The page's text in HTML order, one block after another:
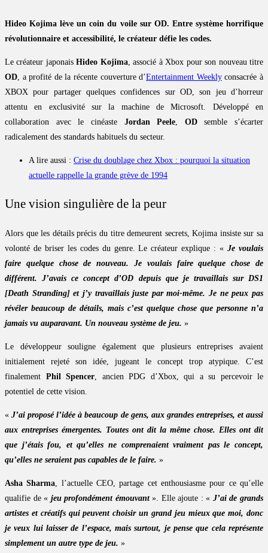
Hideo Kojima lève un coin du voile sur OD. Entre système horrifique
révolutionnaire et accessibilité, le créateur défie les codes.
Le créateur japonaisHideo Kojima, associé à Xbox pour son nouveau titre
OD, a profité de la récente couverture d’Entertainment Weeklyconsacrée à
XBOX pour partager quelques confidences sur OD, son jeu d’horreur
attentu en exclusivité sur la machine de Microsoft. Développé en
collaboration avec le cinéaste Jordan Peele, ODsemble s’écarter
radicalement des standards habituels du secteur.
A lire aussi : Crise du doublage chez Xbox : pourquoi la situation
actuelle rappelle la grande grève de 1994
Une vision singulière de la peur
Alors que les détails précis du titre demeurent secrets, Kojima insiste sur sa
volonté de briser les codes du genre. Le créateur explique : «Je voulais
faire quelque chose de nouveau. Je voulais faire quelque chose de
différent. J’avais ce concept d’OD depuis que je travaillais sur DS1
[Death Stranding] et j’y travaillais juste par moi-même. Je ne peux pas
révéler beaucoup de détails, mais c’est quelque chose que personne n’a
jamais vu auparavant. Un nouveau système de jeu. »
Le développeur souligne également que plusieurs entreprises avaient
initialement rejeté son idée, jugeant le concept trop atypique. C’est
finalement Phil Spencer , ancien PDG d’Xbox, qui a su percevoir le
potentiel de cette vision.
«J’ai proposé l’idée à beaucoup de gens, aux grandes entreprises, et aussi
aux entreprises émergentes. Toutes ont dit la même chose. Elles ont dit
que j’étais fou, et qu’elles ne comprenaient vraiment pas le concept,
qu’elles ne seraient pas capables de le faire. »
Asha Sharma , l’actuelle CEO, partage cet enthousiasme pour ce qu’elle
qualifie de « jeu profondément émouvant». Elle ajoute : « J’ai de grands
artistes et créatifs qui peuvent choisir un grand jeu mieux que moi, donc
je veux lui laisser de l’espace, mais surtout, je pense que cela représente
simplement un autre type de jeu. »